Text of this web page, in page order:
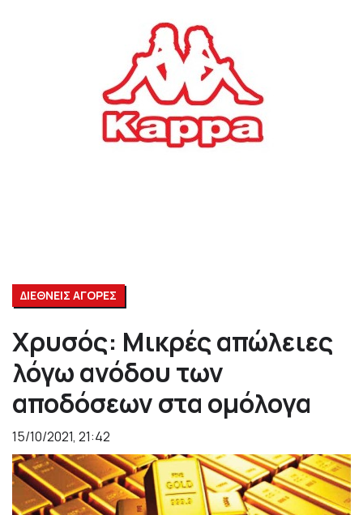
ΔΙΕΘΝΕΙΣ ΑΓΟΡΕΣ
Χρυσός: Μικρές απώλειες
λόγω ανόδου των
αποδόσεων στα ομόλογα
15/10/2021, 21:42